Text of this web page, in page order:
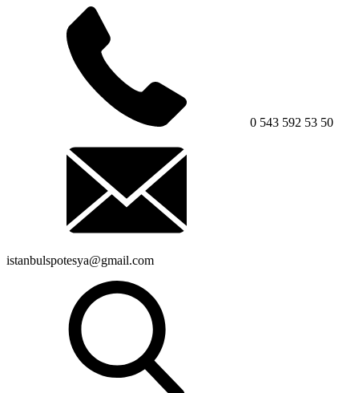
0 543 592 53 50
istanbulspotesya@gmail.com